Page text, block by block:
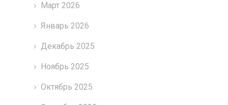
Март 2026
Январь 2026
Декабрь 2025
Ноябрь 2025
Октябрь 2025